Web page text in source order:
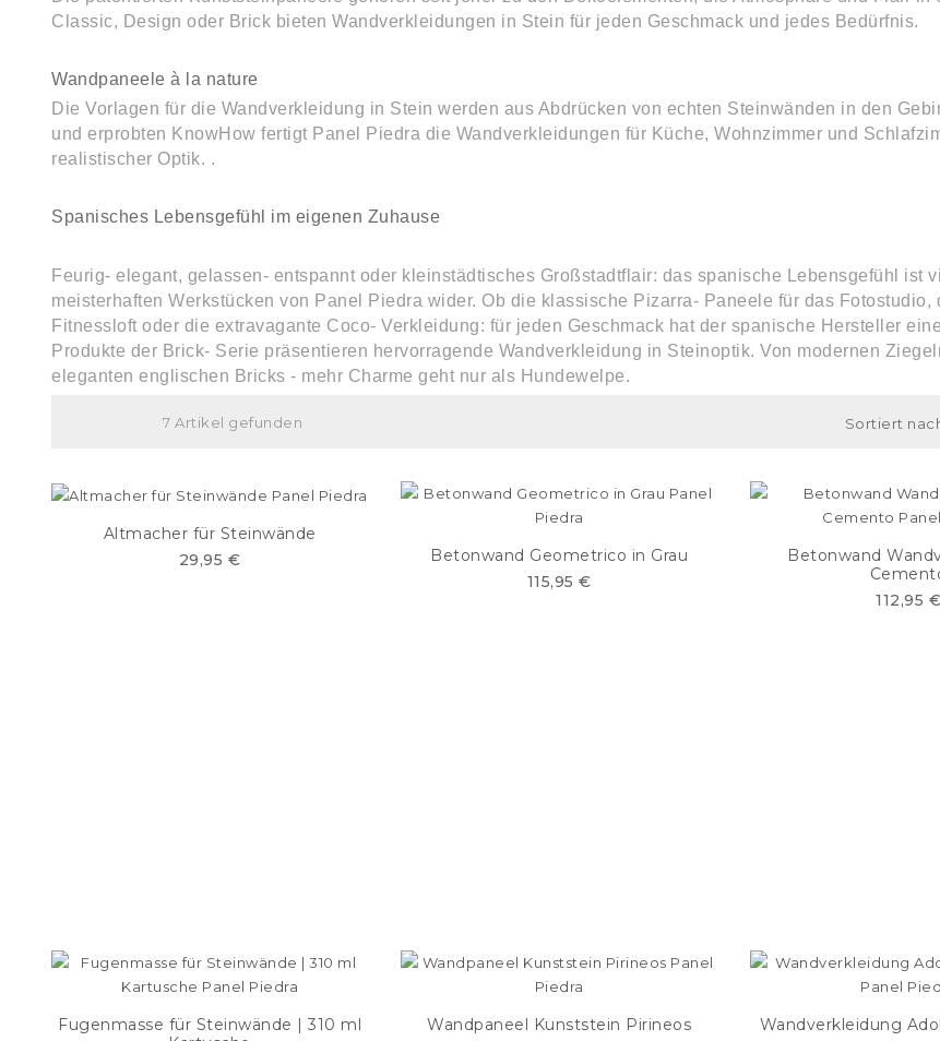
Classic, Design oder Brick bieten Wandverkleidungen in Stein für jeden Geschmack und jedes Bedürfnis.
Wandpaneele à la nature
Die Vorlagen für die Wandverkleidung in Stein werden aus Abdrücken von echten Steinwänden in den
und erprobten KnowHow fertigt Panel Piedra die Wandverkleidungen für Küche, Wohnzimmer und
realistischer Optik. .
Spanisches Lebensgefühl im eigenen Zuhause
Feurig- elegant, gelassen- entspannt oder kleinstädtisches Großstadtflair: das spanische Lebensgefühl ist
meisterhaften Werkstücken von Panel Piedra wider. Ob die klassische Pizarra- Paneele für das
Fitnessloft oder die extravagante Coco- Verkleidung: für jeden Geschmack hat der spanische Hersteller
Produkte der Brick- Serie präsentieren hervorragende Wandverkleidung in Steinoptik. Von modernen
eleganten englischen Bricks - mehr Charme geht nur als Hundewelpe.
7 Artikel gefunden Sortiert
Altmacher für Steinwände
29,95 €
Betonwand Geometrico in Grau
115,95 €
Betonwand
112,95 €
Fugenmasse für Steinwände | 310 ml
Wandpaneel Kunststein Pirineos
Wandverkleidung